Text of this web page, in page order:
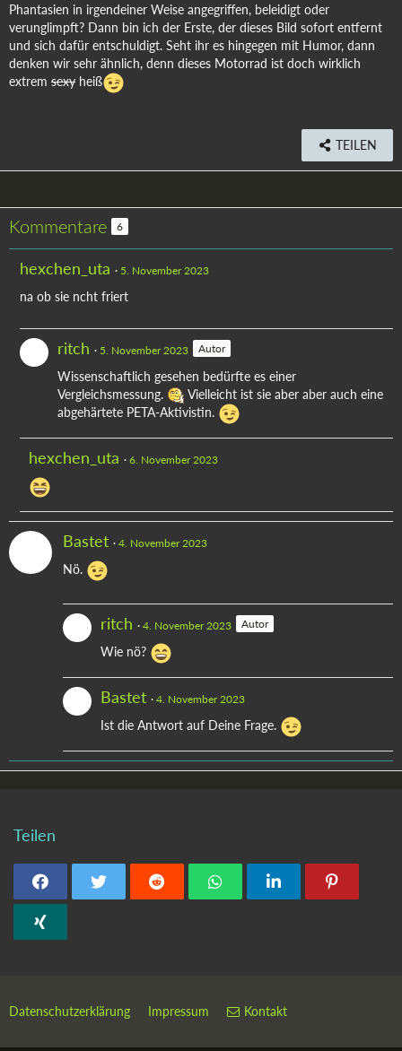
Phantasien in irgendeiner Weise angegriffen, beleidigt oder
verunglimpft? Dann bin ich der Erste, der dieses Bild sofort entfernt
und sich dafür entschuldigt. Seht ihr es hingegen mit Humor, dann
denken wir sehr ähnlich, denn dieses Motorrad ist doch wirklich
extrem sexy heiß
TEILEN
Kommentare 6
hexchen_uta 5. November 2023
na ob sie ncht friert
ritch 5. November 2023 Autor
Wissenschaftlich gesehen bedürfte es einer
Vergleichsmessung.
Vielleicht ist sie aber aber auch eine
abgehärtete PETA-Aktivistin.
hexchen_uta 6. November 2023
Bastet 4. November 2023
Nö.
ritch 4. November 2023 Autor
Wie nö?
Bastet 4. November 2023
Ist die Antwort auf Deine Frage.
Teilen
Datenschutzerklärung Impressum Kontakt